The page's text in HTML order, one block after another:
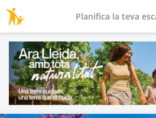
Planifica la teva